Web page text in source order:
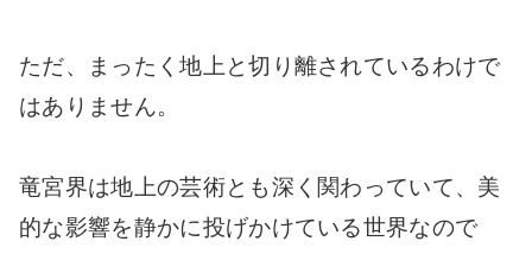
ただ、まったく地上と切り離されているわけで
はありません。
竜宮界は地上の芸術とも深く関わっていて、美
的な影響を静かに投げかけている世界なので